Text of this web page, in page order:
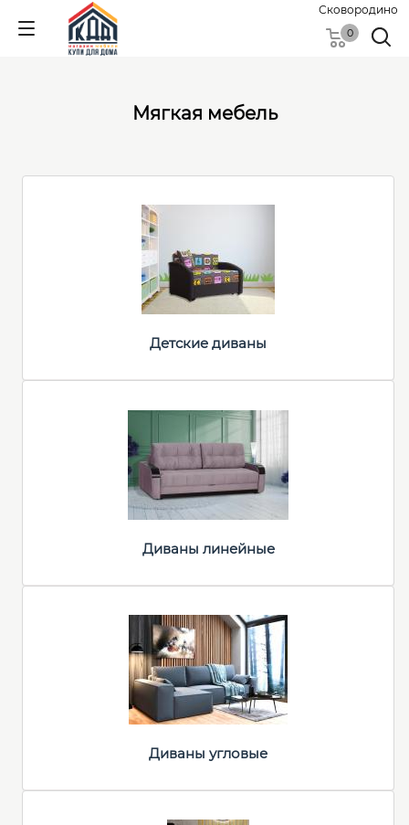
Сковородино
0
Мягкая мебель
Детские диваны
Диваны линейные
Диваны угловые